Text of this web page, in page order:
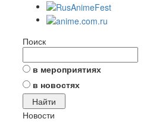
Поиск
в мероприятиях
в новостях
Новости